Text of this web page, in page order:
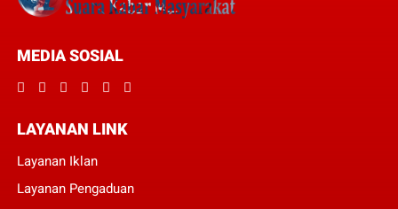
MEDIA SOSIAL
LAYANAN LINK
Layanan Iklan
Layanan Pengaduan